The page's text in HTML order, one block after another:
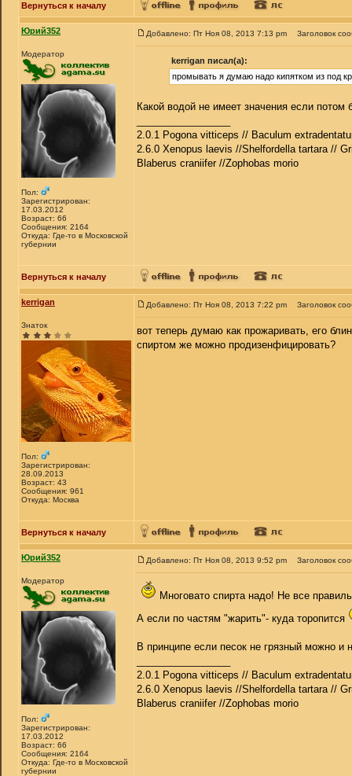
Вернуться к началу
Юрий352
Модератор
Пол:
Зарегистрирован:
17.03.2012
Возраст: 66
Сообщения: 2164
Откуда: Где-то в Московской
губернии
Добавлено: Пт Ноя 08, 2013 7:13 pm Заголовок
kerrigan писал(а):
промывать я думаю надо кипятком из под
Какой водой не имеет значения если потом
2.0.1 Pogona vitticeps // Baculum
2.6.0 Xenopus laevis //Shelfordella tartara //
Blaberus craniifer //Zophobas morio
Вернуться к началу
kerrigan
Знаток
Пол:
Зарегистрирован:
28.09.2013
Возраст: 43
Сообщения: 961
Откуда: Москва
Добавлено: Пт Ноя 08, 2013 7:22 pm Заголовок
вот теперь думаю как прожаривать, его
спиртом же можно продизенфицировать?
Вернуться к началу
Юрий352
Модератор
Пол:
Зарегистрирован:
17.03.2012
Возраст: 66
Сообщения: 2164
Откуда: Где-то в Московской
губернии
Добавлено: Пт Ноя 08, 2013 9:52 pm Заголовок
Многовато спирта надо! Не все
А если по частям "жарить"- куда торопится
В принципе если песок не грязный можно и
2.0.1 Pogona vitticeps // Baculum
2.6.0 Xenopus laevis //Shelfordella tartara //
Blaberus craniifer //Zophobas morio